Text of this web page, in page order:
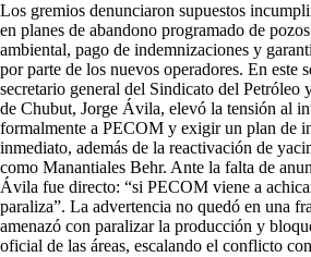
Los gremios denunciaron supuestos
en planes de abandono programado de
ambiental, pago de indemnizaciones y
por parte de los nuevos operadores. En este
secretario general del Sindicato del Petróleo
de Chubut, Jorge Ávila, elevó la tensión al
formalmente a PECOM y exigir un plan de
inmediato, además de la reactivación de
como Manantiales Behr. Ante la falta de
Ávila fue directo: “si PECOM viene a
paraliza”. La advertencia no quedó en una
amenazó con paralizar la producción y
oficial de las áreas, escalando el conflicto